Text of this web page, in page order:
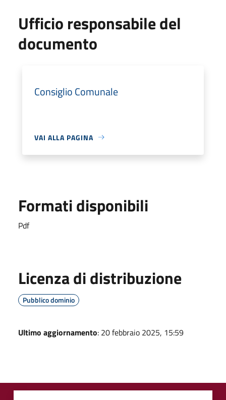
Ufficio responsabile del
documento
Consiglio Comunale
VAI ALLA PAGINA
Formati disponibili
Pdf
Licenza di distribuzione
Pubblico dominio
Ultimo aggiornamento: 20 febbraio 2025, 15:59